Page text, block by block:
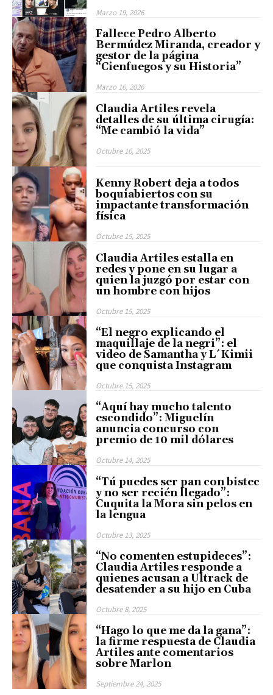
Marzo 19, 2026
Fallece Pedro Alberto
Bermúdez Miranda, creador y
gestor de la página
“Cienfuegos y su Historia”
Marzo 16, 2026
Claudia Artiles revela
detalles de su última cirugía:
“Me cambió la vida”
Octubre 16, 2025
Kenny Robert deja a todos
boquiabiertos con su
impactante transformación
física
Octubre 15, 2025
Claudia Artiles estalla en
redes y pone en su lugar a
quien la juzgó por estar con
un hombre con hijos
Octubre 15, 2025
“El negro explicando el
maquillaje de la negri”: el
video de Samantha y L´Kimii
que conquista Instagram
Octubre 15, 2025
“Aquí hay mucho talento
escondido”: Miguelín
anuncia concurso con
premio de 10 mil dólares
Octubre 14, 2025
“Tú puedes ser pan con bistec
y no ser recién llegado”:
Cuquita la Mora sin pelos en
la lengua
Octubre 13, 2025
“No comenten estupideces”:
Claudia Artiles responde a
quienes acusan a Ultrack de
desatender a su hijo en Cuba
Octubre 8, 2025
“Hago lo que me da la gana”:
la firme respuesta de Claudia
Artiles ante comentarios
sobre Marlon
Septiembre 24, 2025